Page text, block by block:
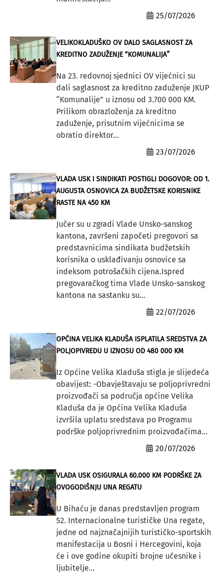
25/07/2026
VELIKOKLADUŠKO OV DALO SAGLASNOST ZA
KREDITNO ZADUŽENJE “KOMUNALIJA”
Na 23. redovnoj sjednici OV vijećnici su
dali saglasnost za kreditno zaduženje JKUP
“Komunalije” u iznosu od 3.700 000 KM.
Prilikom obrazloženja za kreditno
zaduženje, prisutnim vijećnicima se
obratio direktor...
23/07/2026
VLADA USK I SINDIKATI POSTIGLI DOGOVOR: OD 1.
AUGUSTA OSNOVICA ZA BUDŽETSKE KORISNIKE
RASTE NA 450 KM
Jučer su u zgradi Vlade Unsko-sanskog
kantona, završeni započeti pregovori sa
predstavnicima sindikata budžetskih
korisnika o usklađivanju osnovice sa
indeksom potrošačkih cijena.Ispred
pregovaračkog tima Vlade Unsko-sanskog
kantona na sastanku su...
22/07/2026
OPĆINA VELIKA KLADUŠA ISPLATILA SREDSTVA ZA
POLJOPIVREDU U IZNOSU OD 480 000 KM
Iz Općine Velika Kladuša stigla je slijedeća
obavijest: -Obavještavaju se poljoprivredni
proizvođači sa područja općine Velika
Kladuša da je Općina Velika Kladuša
izvršila uplatu sredstava po Programu
podrške poljoprivrednim proizvođačima...
20/07/2026
VLADA USK OSIGURALA 60.000 KM PODRŠKE ZA
OVOGODIŠNJU UNA REGATU
U Bihaću je danas predstavljen program
52. Internacionalne turističke Una regate,
jedne od najznačajnijih turističko-sportskih
manifestacija u Bosni i Hercegovini, koja
će i ove godine okupiti brojne učesnike i
ljubitelje...